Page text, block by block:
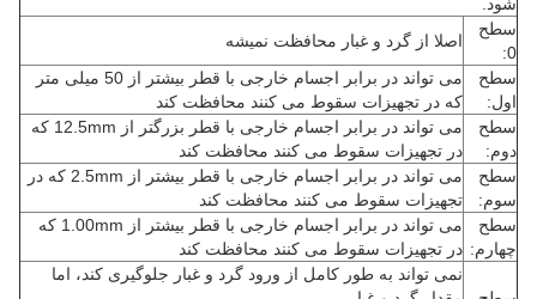
سطح
0:
اصلا از گرد و غبار محافظت نمیشه
سطح
اول:
می تواند در برابر اجسام خارجی با قطر بیشتر از 50 میلی متر
که در تجهیزات سقوط می کنند محافظت کند
سطح
دوم:
می تواند در برابر اجسام خارجی با قطر بزرگتر از 12.5mm که
در تجهیزات سقوط می کنند محافظت کند
سطح
سوم:
می تواند در برابر اجسام خارجی با قطر بیشتر از 2.5mm که در
تجهیزات سقوط می کنند محافظت کند
سطح
چهارم:
می تواند در برابر اجسام خارجی با قطر بیشتر از 1.00mm که
در تجهیزات سقوط می کنند محافظت کند
نمی تواند به طور کامل از ورود گرد و غبار جلوگیری کند، اما